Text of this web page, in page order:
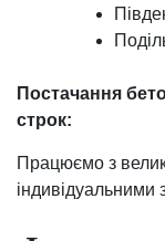
Постачання
строк:
Працюємо з
індивідуальними